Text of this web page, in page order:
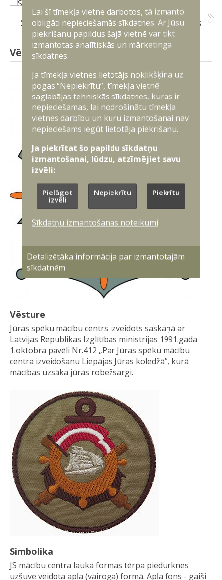
Starptautiskais Kuģu ūdenslīdēja kurss
Vēsture un simbolika
Vēsture
Jūras spēku mācību centrs izveidots saskaņā ar
Latvijas Republikas Izglītības ministrijas 1991.gada
1.oktobra pavēli Nr.412 „Par Jūras spēku mācību
centra izveidošanu Liepājas Jūras koledžā”, kurā
mācības uzsāka jūras robežsargi.
Simbolika
JS mācību centra lauka formas tērpa piedurknes
uzšuve veidota apļa (vairoga) formā. Apļa fons - gaiši
Lai šī tīmekļa vietne darbotos, tā izmanto
obligāti nepieciešamās sīkdatnes. Ar Jūsu
piekrišanu papildus šajā vietnē var tikt
izmantotas analītiskās un mārketinga
sīkdatnes.
Ja tīmekļa vietnes lietotājs noklikšķina uz
pogas “Nepiekrītu”, tīmekļa vietnē
saglabājas tehniskās sīkdatnes, kuras ir
nepieciešamas, lai nodrošinātu tīmekļa
vietnes darbību un kuru izmantošanai nav
nepieciešams iegūt lietotāja piekrišanu.
Ja piekrītat šo papildu sīkdatņu
izmantošanai, lūdzu, atzīmējiet savu
izvēli:
Pielāgot
izvēli
Nepiekrītu Piekrītu
Sīkdatņu izmantošanas noteikumi
Detalizētāka informācija par izmantotajām
sīkdatnēm